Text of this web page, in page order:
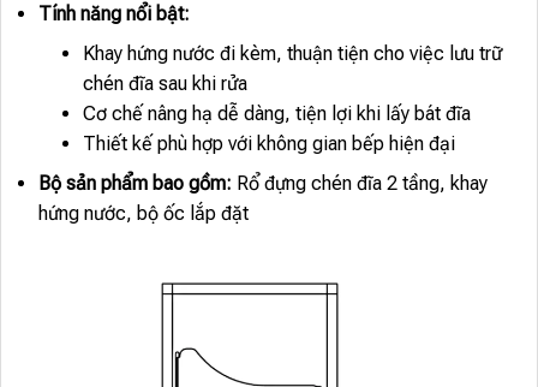
Tính năng nổi bật:
Khay hứng nước đi kèm, thuận tiện cho việc lưu trữ
chén đĩa sau khi rửa
Cơ chế nâng hạ dễ dàng, tiện lợi khi lấy bát đĩa
Thiết kế phù hợp với không gian bếp hiện đại
Bộ sản phẩm bao gồm: Rổ đựng chén đĩa 2 tầng, khay
hứng nước, bộ ốc lắp đặt